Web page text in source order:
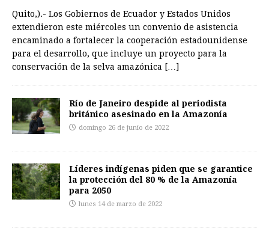
Quito,).- Los Gobiernos de Ecuador y Estados Unidos
extendieron este miércoles un convenio de asistencia
encaminado a fortalecer la cooperación estadounidense
para el desarrollo, que incluye un proyecto para la
conservación de la selva amazónica […]
Río de Janeiro despide al periodista
británico asesinado en la Amazonía
domingo 26 de junio de 2022
Líderes indígenas piden que se garantice
la protección del 80 % de la Amazonía
para 2050
lunes 14 de marzo de 2022